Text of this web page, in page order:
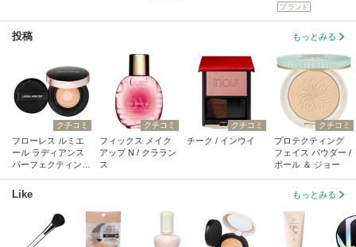
ブランド
投稿 もっとみる
クチコミ
フローレス ルミエ
ール ラディアンス
パーフェクティング
ション / ローラ メル
シエ
クチコミ
フィックス メイク
アップ N / クララン
ス
クチコミ
チーク / インウイ
クチコミ
プロテクティング
フェイス パウダー /
ポール ＆ ジョー
Like もっとみる